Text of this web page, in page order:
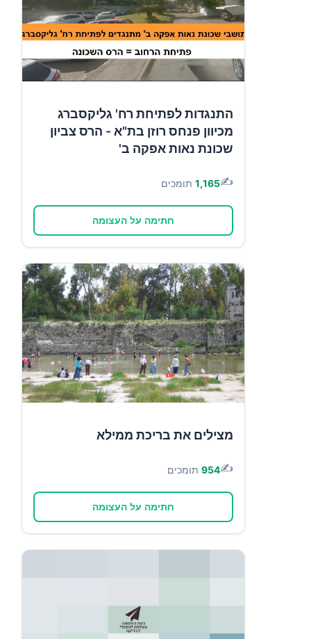
התנגדות לפתיחת רח' גליקסברג
מכיוון פנחס רוזן בת"א - הרס צביון
שכונת נאות אפקה ב'
✍️
1,165 תומכים
חתימה על העצומה
מצילים את בריכת ממילא
✍️
954 תומכים
חתימה על העצומה